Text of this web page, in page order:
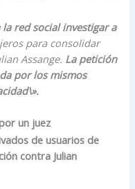
red social investigar a
para consolidar
Assange. La petición
por los mismos
un juez
de usuarios de
contra Julian